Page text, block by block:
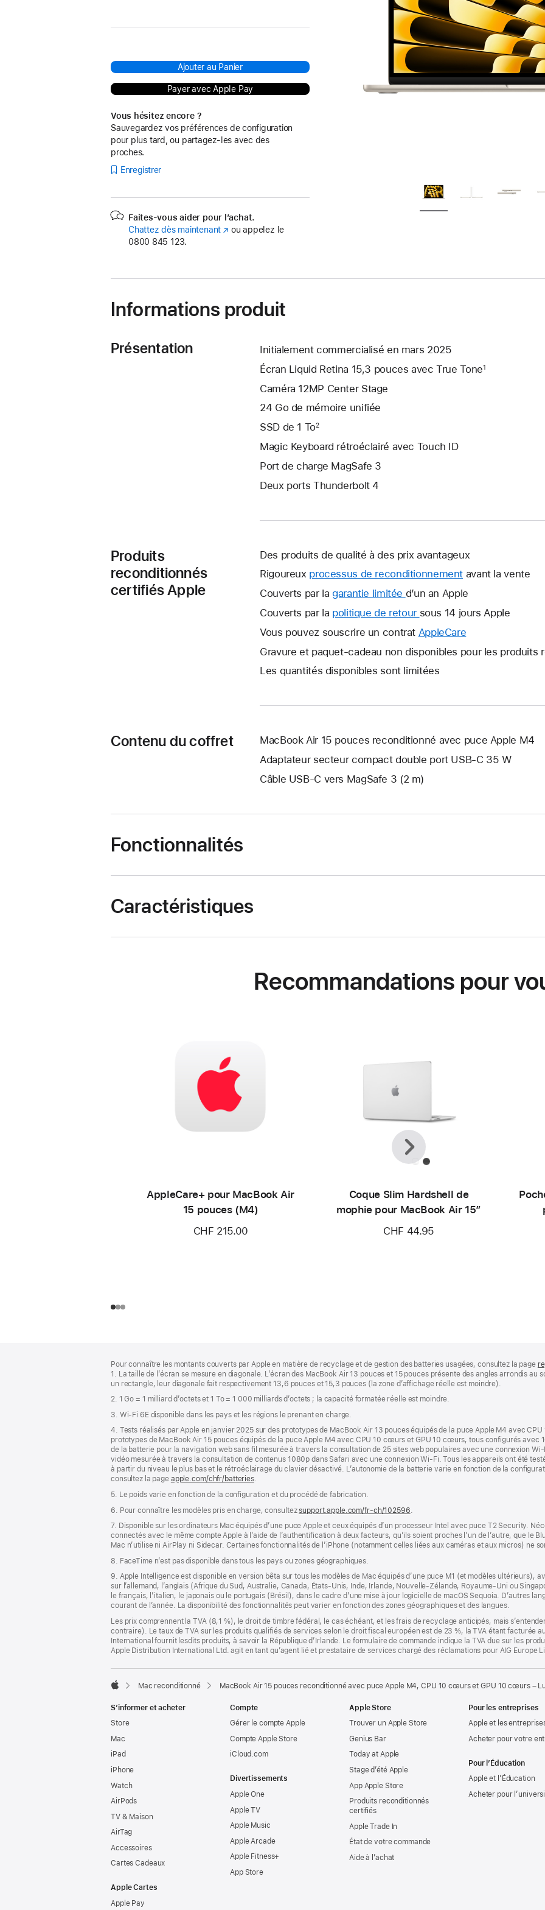
Ajouter au Panier
Payer avec Apple Pay
Vous hésitez encore ?
Sauvegardez vos préférences de configuration
pour plus tard, ou partagez-les avec des
proches.
Enregistrer
Faites-vous aider pour l’achat.
Chattez dès maintenant (s’ouvre
fenêtre)
ou appelez le
0800 845 123.
Informations produit
Présentation
Initialement commercialisé en mars 2025
Écran Liquid Retina 15,3 pouces avec True Tone1
Caméra 12MP Center Stage
24 Go de mémoire unifiée
SSD de 1 To2
Magic Keyboard rétroéclairé avec Touch ID
Port de charge MagSafe 3
Deux ports Thunderbolt 4
Produits
reconditionnés
certifiés Apple
Des produits de qualité à des prix avantageux
Rigoureux processus de reconditionnement avant la vente
Couverts par la garantie limitée Une
nouvelle
s’ouvre.
d’un an Apple
Couverts par la politique de retour Une
nouvelle
s’ouvre.
sous 14 jours Apple
Vous pouvez souscrire un contrat AppleCare
nouvelle
Gravure et paquet-cadeau non disponibles pour les produits
Les quantités disponibles sont limitées
Contenu du coffret
MacBook Air 15 pouces reconditionné avec puce Apple M4
Adaptateur secteur compact double port USB-C 35 W
Câble USB-C vers MagSafe 3 (2 m)
Fonctionnalités
Caractéristiques
Recommandations pour
AppleCare+ pour MacBook Air
15 pouces (M4)
CHF 215.00
Coque Slim Hardshell de
mophie pour MacBook Air 15″
CHF 44.95
Précédent
Suivant
de
page
de
bas
page
Pour connaître les montants couverts par Apple en matière de recyclage et de gestion des batteries usagées, consultez la page
1. La taille de l’écran se mesure en diagonale. L’écran des MacBook Air 13 pouces et 15 pouces présente des angles arrondis au
un rectangle, leur diagonale fait respectivement 13,6 pouces et 15,3 pouces (la zone d’affichage réelle est moindre).
2. 1 Go = 1 milliard d’octets et 1 To = 1 000 milliards d’octets ; la capacité formatée réelle est moindre.
3. Wi-Fi 6E disponible dans les pays et les régions le prenant en charge.
4. Tests réalisés par Apple en janvier 2025 sur des prototypes de MacBook Air 13 pouces équipés de la puce Apple M4 avec
prototypes de MacBook Air 15 pouces équipés de la puce Apple M4 avec CPU 10 cœurs et GPU 10 cœurs, tous configurés avec
de la batterie pour la navigation web sans fil mesurée à travers la consultation de 25 sites web populaires avec une connexion
vidéo mesurée à travers la consultation de contenus 1080p dans Safari avec une connexion Wi-Fi. Tous les appareils ont été
à partir du niveau le plus bas et le rétroéclairage du clavier désactivé. L’autonomie de la batterie varie en fonction de la
consultez la page apple.com/chfr/batteries.
5. Le poids varie en fonction de la configuration et du procédé de fabrication.
6. Pour connaître les modèles pris en charge, consultezsupport.apple.com/fr-ch/102596
7. Disponible sur les ordinateurs Mac équipés d’une puce Apple et ceux équipés d’un processeur Intel avec puce T2 Security.
connectés avec le même compte Apple à l’aide de l’authentification à deux facteurs, qu’ils soient proches l’un de l’autre, que le
Mac n’utilise ni AirPlay ni Sidecar. Certaines fonctionnalités de l’iPhone (notamment celles liées aux caméras et aux micros) ne
8. FaceTime n’est pas disponible dans tous les pays ou zones géographiques.
9. Apple Intelligence est disponible en version bêta sur tous les modèles de Mac équipés d’une puce M1 (et modèles ultérieurs),
sur l’allemand, l’anglais (Afrique du Sud, Australie, Canada, États-Unis, Inde, Irlande, Nouvelle-Zélande, Royaume-Uni ou
le français, l’italien, le japonais ou le portugais (Brésil), dans le cadre d’une mise à jour logicielle de macOS Sequoia. D’autres
courant de l’année. La disponibilité des fonctionnalités peut varier en fonction des zones géographiques et des langues.
Les prix comprennent la TVA (8,1 %), le droit de timbre fédéral, le cas échéant, et les frais de recyclage anticipés, mais
contraire). Le taux de TVA sur les produits qualifiés de services selon le droit fiscal européen est de 23 %, la TVA étant facturée
International fournit lesdits produits, à savoir la République d’Irlande. Le formulaire de commande indique la TVA due sur les
Apple Distribution International Ltd. agit en tant qu’agent lié et prestataire de services chargé des réclamations pour AIG Europe
Mac reconditionné MacBook Air 15 pouces reconditionné avec puce Apple M4, CPU 10 cœurs et GPU 10 cœurs –
S’informer et acheter
Store
Mac
iPad
iPhone
Watch
AirPods
TV & Maison
AirTag
Accessoires
Cartes Cadeaux
Apple Cartes
Apple Pay
Compte
Gérer le compte Apple
Compte Apple Store
iCloud.com
Divertissements
Apple One
Apple TV
Apple Music
Apple Arcade
Apple Fitness+
App Store
Apple Store
Trouver un Apple Store
Genius Bar
Today at Apple
Stage d’été Apple
App Apple Store
Produits reconditionnés
certifiés
Apple Trade In
État de votre commande
Aide à l’achat
Pour les entreprises
Apple et les
Acheter pour votre
Pour l’Éducation
Apple et l’Éducation
Acheter pour